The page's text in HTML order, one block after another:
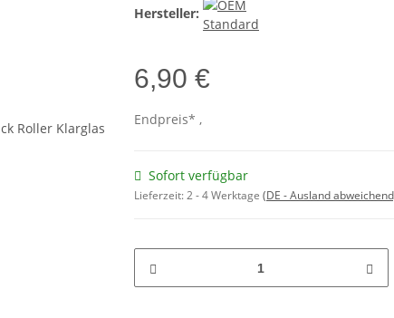
Hersteller:
6,90 €
Endpreis* ,
Sofort verfügbar
Lieferzeit:2 - 4 Werktage (DE - Ausland